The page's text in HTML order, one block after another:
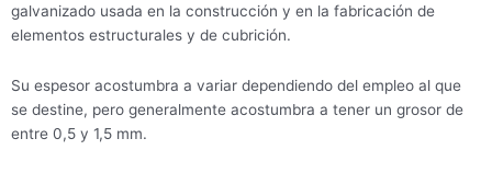
galvanizado usada en la construcción y en la fabricación de
elementos estructurales y de cubrición.
Su espesor acostumbra a variar dependiendo del empleo al que
se destine, pero generalmente acostumbra a tener un grosor de
entre 0,5 y 1,5 mm.